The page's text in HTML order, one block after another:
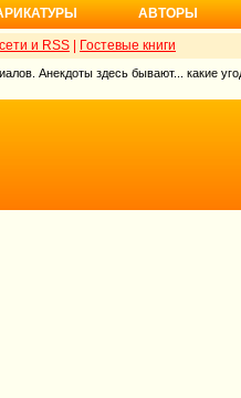
АВТОРЫ
и RSS Гостевые книги
Анекдоты здесь бывают... какие